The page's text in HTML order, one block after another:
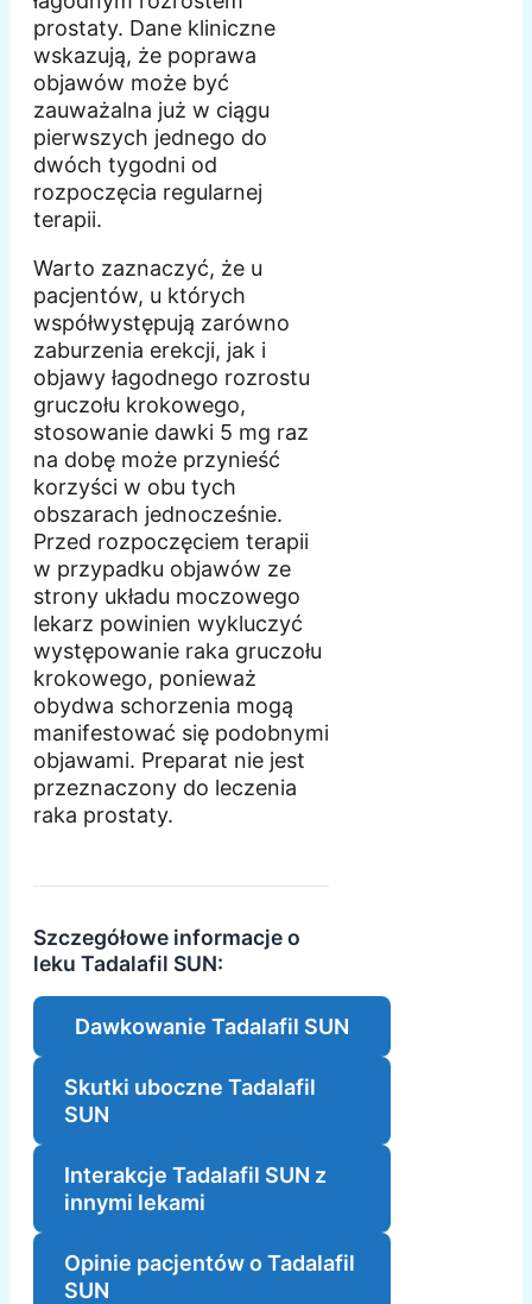
prostaty. Dane kliniczne
wskazują, że poprawa
objawów może być
zauważalna już w ciągu
pierwszych jednego do
dwóch tygodni od
rozpoczęcia regularnej
terapii.
Warto zaznaczyć, że u
pacjentów, u których
współwystępują zarówno
zaburzenia erekcji, jak i
objawy łagodnego rozrostu
gruczołu krokowego,
stosowanie dawki 5 mg raz
na dobę może przynieść
korzyści w obu tych
obszarach jednocześnie.
Przed rozpoczęciem terapii
w przypadku objawów ze
strony układu moczowego
lekarz powinien wykluczyć
występowanie raka gruczołu
krokowego, ponieważ
obydwa schorzenia mogą
manifestować się podobnymi
objawami. Preparat nie jest
przeznaczony do leczenia
raka prostaty.
Szczegółowe informacje o
leku Tadalafil SUN:
Dawkowanie Tadalafil SUN
Skutki uboczne Tadalafil
SUN
Interakcje Tadalafil SUN z
innymi lekami
Opinie pacjentów o Tadalafil
SUN